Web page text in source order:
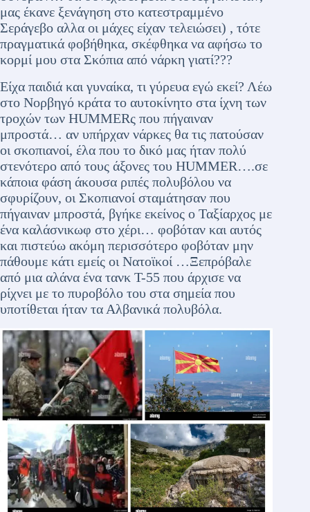
μας έκανε ξενάγηση στο κατεστραμμένο
Σεράγεβο αλλα οι μάχες είχαν τελειώσει) , τότε
πραγματικά φοβήθηκα, σκέφθηκα να αφήσω το
κορμί μου στα Σκόπια από νάρκη γιατί???
Είχα παιδιά και γυναίκα, τι γύρευα εγώ εκεί? Λέω
στο Νορβηγό κράτα το αυτοκίνητο στα ίχνη των
τροχών των HUMMERς που πήγαιναν
μπροστά… αν υπήρχαν νάρκες θα τις πατούσαν
οι σκοπιανοί, έλα που το δικό μας ήταν πολύ
στενότερο από τους άξονες του HUMMER….σε
κάποια φάση άκουσα ριπές πολυβόλου να
σφυρίζουν, οι Σκοπιανοί σταμάτησαν που
πήγαιναν μπροστά, βγήκε εκείνος ο Ταξίαρχος με
ένα καλάσνικωφ στο χέρι… φοβόταν και αυτός
και πιστεύω ακόμη περισσότερο φοβόταν μην
πάθουμε κάτι εμείς οι Νατοϊκοί …Ξεπρόβαλε
από μια αλάνα ένα τανκ Τ-55 που άρχισε να
ρίχνει με το πυροβόλο του στα σημεία που
υποτίθεται ήταν τα Αλβανικά πολυβόλα.